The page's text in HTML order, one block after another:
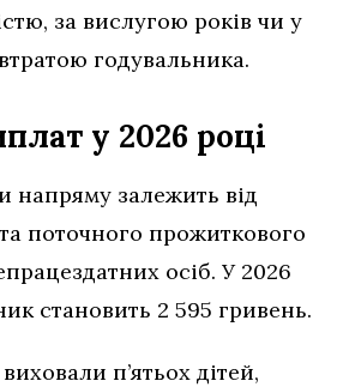
за вислугою років чи у
втратою годувальника.
у 2026 році
напряму залежить від
та поточного прожиткового
осіб. У 2026
становить 2 595 гривень.
п’ятьох дітей,